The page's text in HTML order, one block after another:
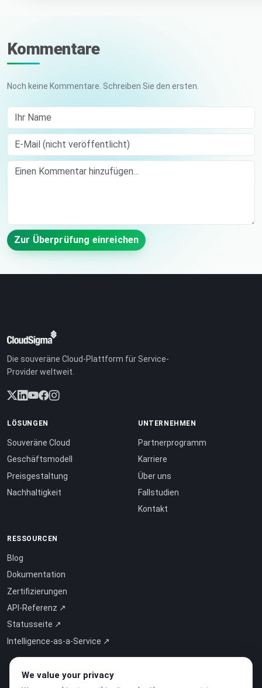
Kommentare
Noch keine Kommentare. Schreiben Sie den ersten.
Ihr Name
E-Mail (nicht veröffentlicht)
Comment
Zur Überprüfung einreichen
Die souveräne Cloud-Plattform für Service-
Provider weltweit.
LÖSUNGEN
Souveräne Cloud
Geschäftsmodell
Preisgestaltung
Nachhaltigkeit
UNTERNEHMEN
Partnerprogramm
Karriere
Über uns
Fallstudien
Kontakt
RESSOURCEN
Blog
Dokumentation
Zertifizierungen
API-Referenz ↗
Statusseite ↗
Intelligence-as-a-Service ↗
We value your privacy